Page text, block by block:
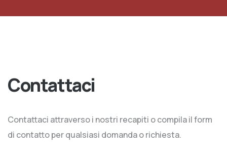
Contattaci
Contattaci attraverso i nostri recapiti o compila il form
di contatto per qualsiasi domanda o richiesta.